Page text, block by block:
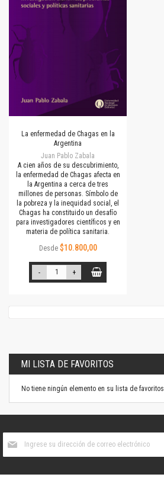
La enfermedad de Chagas en la
Argentina
Juan Pablo Zabala
A cien años de su descubrimiento,
la enfermedad de Chagas afecta en
la Argentina a cerca de tres
millones de personas. Símbolo de
la pobreza y la inequidad social, el
Chagas ha constituido un desafío
para investigadores científicos y en
materia de política sanitaria.
Desde $10.800,00
- +
MI LISTA DE FAVORITOS
No tiene ningún elemento en su lista de favoritos.
boletín